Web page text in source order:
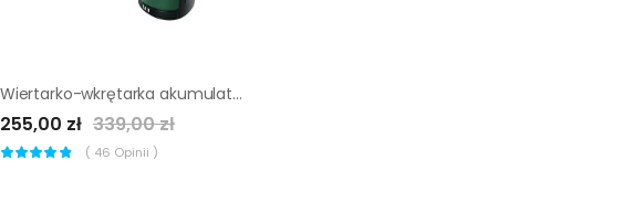
Wiertarko-wkrętarka akumulatorowa Bosch 12V 30 Nm 1.5 Ah
255,00 zł 339,00 zł
( 46 Opinii )